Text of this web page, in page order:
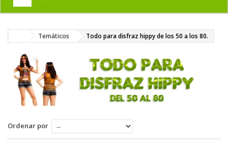
+
DISFRACES PARA ADULTOS
DISFRACES INFANTILES
COMPLEMENTOS
MAQUILLAJE FIESTA
PELUCAS, GORROS, CARETAS
Temáticos Todo para disfraz hippy de los 50 a los 80.
Ordenar por